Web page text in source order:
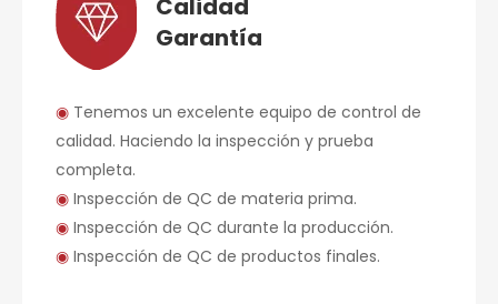
Garantía
◉ Tenemos un excelente equipo de control de
calidad. Haciendo la inspección y prueba
completa.
◉ Inspección de QC de materia prima.
◉ Inspección de QC durante la producción.
◉ Inspección de QC de productos finales.